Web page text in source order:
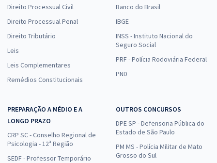
Direito Processual Civil
Direito Processual Penal
Direito Tributário
Leis
Leis Complementares
Remédios Constitucionais
Banco do Brasil
IBGE
INSS - Instituto Nacional do
Seguro Social
PRF - Polícia Rodoviária Federal
PND
PREPARAÇÃO A MÉDIO E A
LONGO PRAZO
CRP SC - Conselho Regional de
Psicologia - 12ª Região
SEDF - Professor Temporário
OUTROS CONCURSOS
DPE SP - Defensoria Pública do
Estado de São Paulo
PM MS - Polícia Militar de Mato
Grosso do Sul